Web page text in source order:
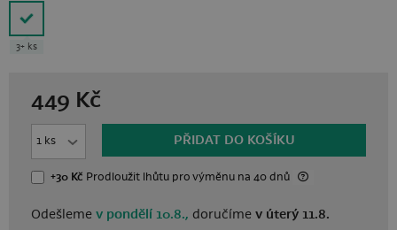
3+ ks
449 Kč
PŘIDAT DO KOŠÍKU
+30 Kč Prodloužit lhůtupro výměnu na 40 dnů
Odešlemev pondělí 10.8., doručímev úterý 11.8.